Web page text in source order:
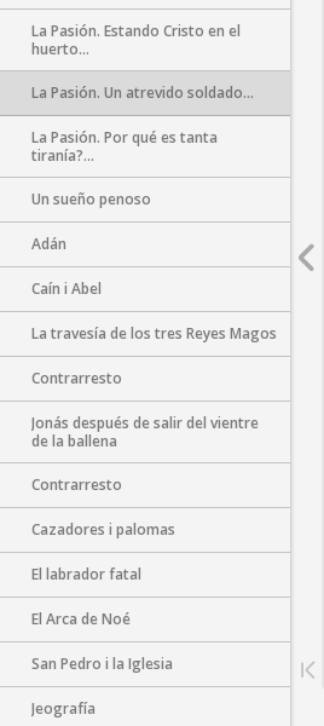
La Pasión. Estando Cristo en el
huerto...
La Pasión. Un atrevido soldado...
La Pasión. Por qué es tanta
tiranía?...
Un sueño penoso
Adán
Caín i Abel
La travesía de los tres Reyes Magos
Contrarresto
Jonás después de salir del vientre
de la ballena
Contrarresto
Cazadores i palomas
El labrador fatal
El Arca de Noé
San Pedro i la Iglesia
Jeografía